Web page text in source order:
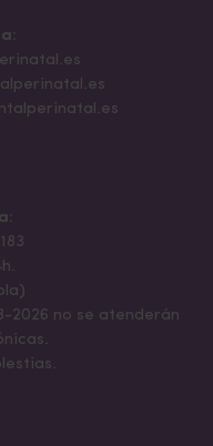
2026 no se atenderán